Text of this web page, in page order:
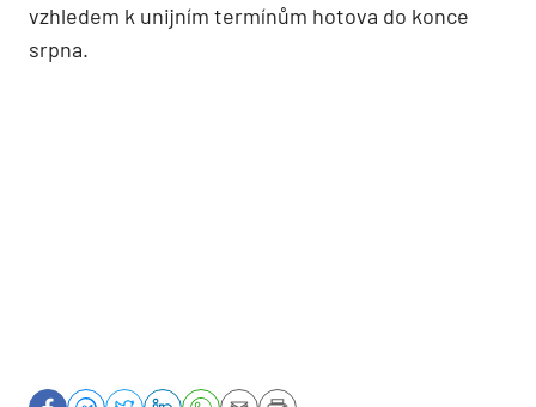
vzhledem k unijním termínům hotova do konce
srpna.